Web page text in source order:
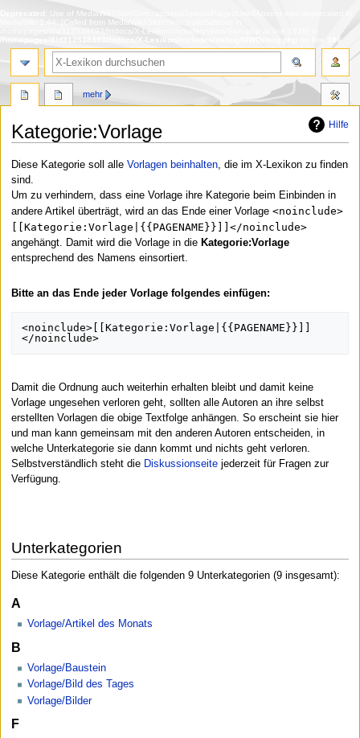
Deprecated : Use of MediaWiki\Skin\Skin::appendSpecialPagesLinkIfAbsent was deprecated in
MediaWiki 1.44. [Called from MediaWiki\Skin\Skin::buildSidebar in
/homepages/8/d312538493/htdocs/X-Lexikon/includes/skins/Skin.php at line 1639] in
/homepages/8/d312538493/htdocs/X-Lexikon/includes/debug/MWDebug.php
386
Hilfe
Kategorie:Vorlage
Zur
Navigation
springen
Zur
Suche
springen
Diese Kategorie soll alle Vorlagen beinhalten, die im X-Lexikon zu finden
sind.
Um zu verhindern, dass eine Vorlage ihre Kategorie beim Einbinden in
andere Artikel überträgt, wird an das Ende einer Vorlage <noinclude>
[[Kategorie:Vorlage|{{PAGENAME}}]]</noinclude>
angehängt. Damit wird die Vorlage in die Kategorie:Vorlage
entsprechend des Namens einsortiert.
Bitte an das Ende jeder Vorlage folgendes einfügen:
<noinclude>[[Kategorie:Vorlage|{{PAGENAME}}]]
</noinclude>
Damit die Ordnung auch weiterhin erhalten bleibt und damit keine
Vorlage ungesehen verloren geht, sollten alle Autoren an ihre selbst
erstellten Vorlagen die obige Textfolge anhängen. So erscheint sie hier
und man kann gemeinsam mit den anderen Autoren entscheiden, in
welche Unterkategorie sie dann kommt und nichts geht verloren.
Selbstverständlich steht die Diskussionseitejederzeit für Fragen zur
Verfügung.
Unterkategorien
Diese Kategorie enthält die folgenden 9 Unterkategorien (9 insgesamt):
A
Vorlage/Artikel des Monats
B
Vorlage/Baustein
Vorlage/Bild des Tages
Vorlage/Bilder
F
mehr
Suche